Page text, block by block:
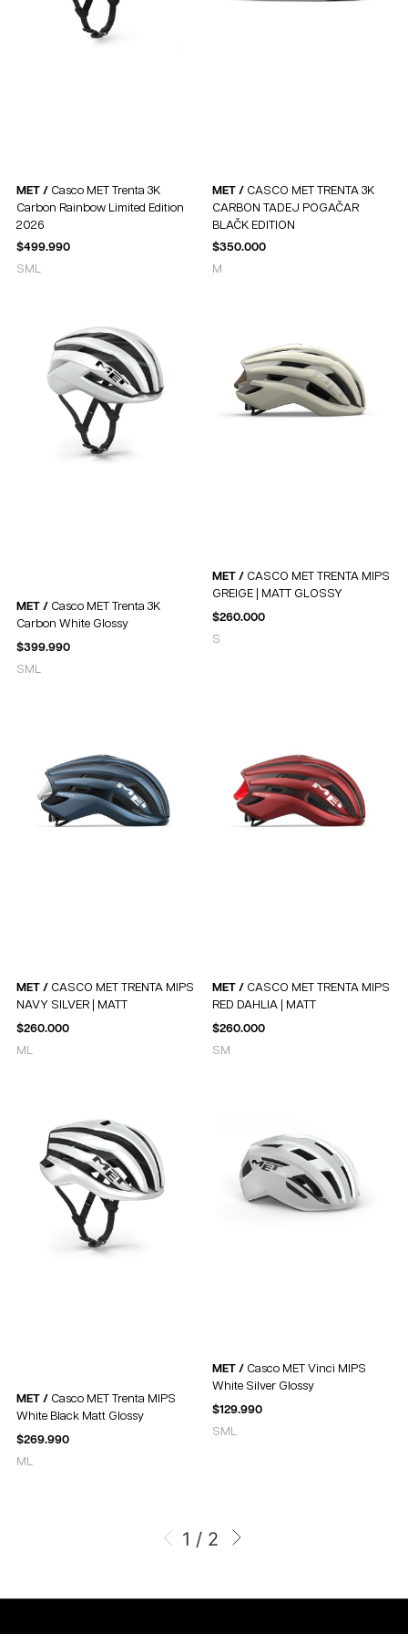
MET / Casco MET Trenta 3K
Carbon Rainbow Limited Edition
2026
$499.990
S M L
MET / CASCO MET TRENTA 3K
CARBON TADEJ POGAČAR
BLAČK EDITION
$350.000
M
MET / Casco MET Trenta 3K
Carbon White Glossy
$399.990
S M L
MET / CASCO MET TRENTA MIPS
GREIGE | MATT GLOSSY
$260.000
S
MET / CASCO MET TRENTA MIPS
NAVY SILVER | MATT
$260.000
M L
MET / CASCO MET TRENTA MIPS
RED DAHLIA | MATT
$260.000
S M
MET / Casco MET Trenta MIPS
White Black Matt Glossy
$269.990
M L
MET / Casco MET Vinci MIPS
White Silver Glossy
$129.990
S M L
1 / 2